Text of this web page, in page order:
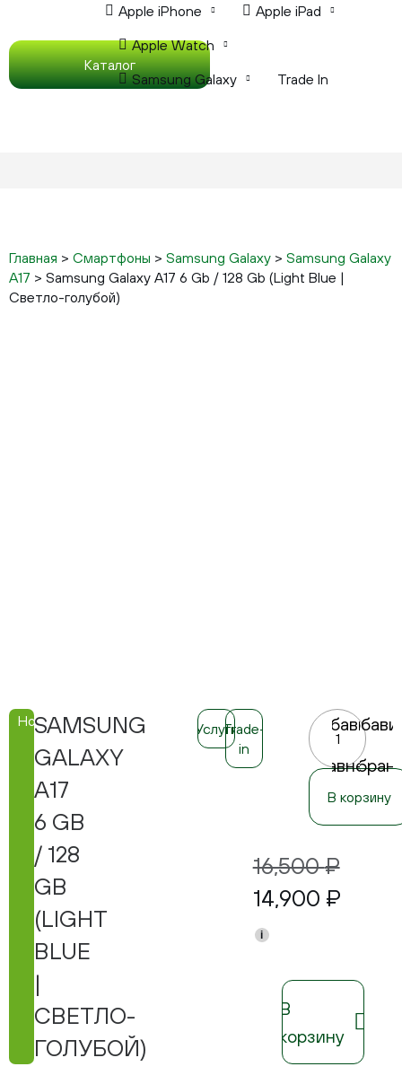
Каталог
Apple iPhone Apple iPad
Apple Watch
Samsung Galaxy Trade In
Главная > Смартфоны > Samsung Galaxy > Samsung Galaxy
A17 > Samsung Galaxy A17 6 Gb / 128 Gb (Light Blue |
Светло-голубой)
Новинка
SAMSUNG
GALAXY
A17
6 GB
/ 128
GB
(LIGHT
BLUE
|
СВЕТЛО-
ГОЛУБОЙ)
УслугиTrade-
in
16,500₽
14,900 ₽
i
В
корзину
В корзину
Добавить
в
сравнение
в